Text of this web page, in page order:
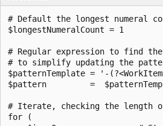
# Default the longest numeral
$longestNumeralCount = 1
# Regular expression to find
# to simplify updating the
$patternTemplate = '-
$pattern         =
# Iterate, checking the length
for (